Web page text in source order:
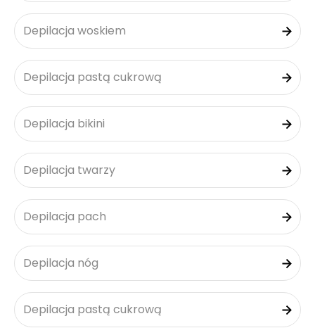
Depilacja woskiem
Depilacja pastą cukrową
Depilacja bikini
Depilacja twarzy
Depilacja pach
Depilacja nóg
Depilacja pastą cukrową